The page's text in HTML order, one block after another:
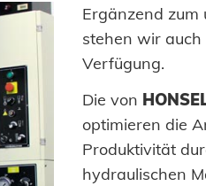
Ergänzend zum
stehen wir
Verfügung.
Die von
optimieren die
Produktivität
hydraulischen